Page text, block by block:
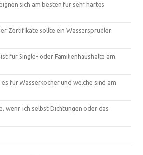
sich am besten für sehr hartes
Zertifikate sollte ein Wassersprudler
für Single- oder Familienhaushalte am
für Wasserkocher und welche sind am
wenn ich selbst Dichtungen oder das